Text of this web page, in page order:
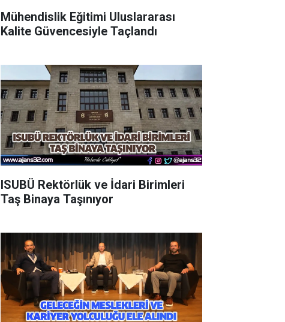
Mühendislik Eğitimi Uluslararası
Kalite Güvencesiyle Taçlandı
ISUBÜ Rektörlük ve İdari Birimleri
Taş Binaya Taşınıyor